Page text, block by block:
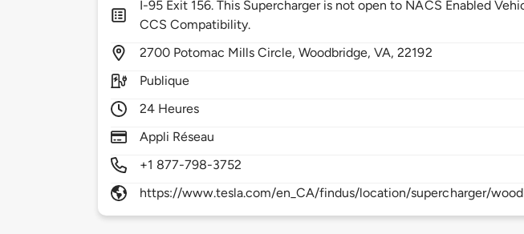
I-95 Exit 156. This Supercharger is not open to NACS Enabled
CCS Compatibility.
2700 Potomac Mills Circle,Woodbridge,VA,22192
Publique
24 Heures
Appli Réseau
+1 877-798-3752
https://www.tesla.com/en_CA/findus/location/supercharger/